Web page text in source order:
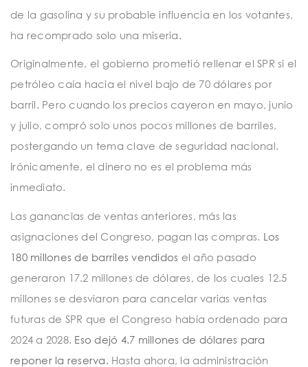
de la gasolina y su probable influencia en los votantes,
ha recomprado solo una miseria.
Originalmente, el gobierno prometió rellenar el SPR si el
petróleo caía hacia el nivel bajo de 70 dólares por
barril. Pero cuando los precios cayeron en mayo, junio
y julio, compró solo unos pocos millones de barriles,
postergando un tema clave de seguridad nacional.
Irónicamente, el dinero no es el problema más
inmediato.
Las ganancias de ventas anteriores, más las
asignaciones del Congreso, pagan las compras. Los
180 millones de barriles vendidos el año pasado
generaron 17.2 millones de dólares, de los cuales 12.5
millones se desviaron para cancelar varias ventas
futuras de SPR que el Congreso había ordenado para
2024 a 2028. Eso dejó 4.7 millones de dólares para
reponer la reserva. Hasta ahora, la administración